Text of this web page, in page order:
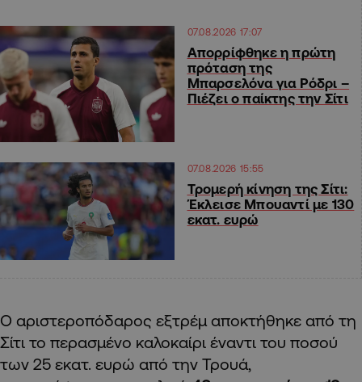
07.08.2026 17:07
Απορρίφθηκε η πρώτη
πρόταση της
Μπαρσελόνα για Ρόδρι –
Πιέζει ο παίκτης την Σίτι
07.08.2026 15:55
Τρομερή κίνηση της Σίτι:
Έκλεισε Μπουαντί με 130
εκατ. ευρώ
Ο αριστεροπόδαρος εξτρέμ αποκτήθηκε από τη
Σίτι το περασμένο καλοκαίρι έναντι του ποσού
των 25 εκατ. ευρώ από την Τρουά,